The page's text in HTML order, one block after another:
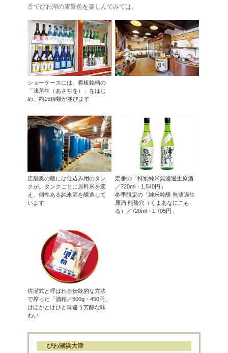
舌でびわ湖の雪景色を楽しんでみては。
ショーケースには、看板銘柄の
「浅茅生（あさぢを）」をはじ
め、約15種類が並びます
店舗奥の蔵には仕込み用のタン
クが。タンクごとに原料米を変
え、個性ある純米酒を醸造して
います
定番の「特別純米無濾過生原酒
／720ml・1,540円」
冬季限定の「純米吟醸 無濾過生
原酒 熊蟄穴（くまあなにこも
る）／720ml・1,705円」
佐瀬式と呼ばれる伝統的な方法
で搾った「酒粕／500g・450円」
はほかとはひと味違う芳醇な味
わい
びわ湖浜大津